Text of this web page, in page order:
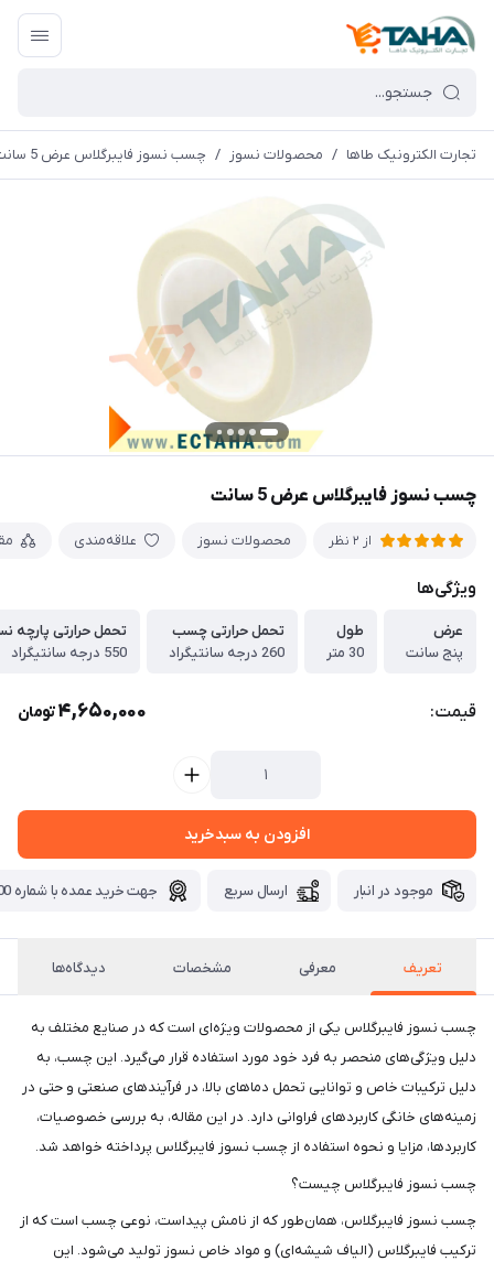
تجارت الکترونیک طاها / محصولات نسوز / چسب نسوز فایبرگلاس عرض 5 سانت
چسب نسوز فایبرگلاس عرض 5 سانت
از 2 نظر محصولات نسوز علاقه‌مندی
ویژگی‌ها
عرض
پنج سانت
طول
30 متر
تحمل حرارتی چسب
260 درجه سانتیگراد
تحمل حرارتی پارچه
550 درجه سانتیگراد
قیمت: 4,650,000تومان
افزودن به سبدخرید
موجود در انبار ارسال سریع جهت خرید عمده با شماره 09371115700 تماس بگیرید.
تعریف معرفی مشخصات دیدگاه‌ها
چسب نسوز فایبرگلاس یکی از محصولات ویژه‌ای است که در صنایع مختلف به
دلیل ویژگی‌های منحصر به فرد خود مورد استفاده قرار می‌گیرد. این چسب، به
دلیل ترکیبات خاص و توانایی تحمل دماهای بالا، در فرآیندهای صنعتی و حتی در
زمینه‌های خانگی کاربردهای فراوانی دارد. در این مقاله، به بررسی خصوصیات،
کاربردها، مزایا و نحوه استفاده از چسب نسوز فایبرگلاس پرداخته خواهد شد.
چسب نسوز فایبرگلاس چیست؟
چسب نسوز فایبرگلاس، همان‌طور که از نامش پیداست، نوعی چسب است که از
ترکیب فایبرگلاس (الیاف شیشه‌ای) و مواد خاص نسوز تولید می‌شود. این